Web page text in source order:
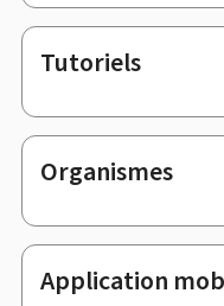
Tutoriels
Organismes
Application